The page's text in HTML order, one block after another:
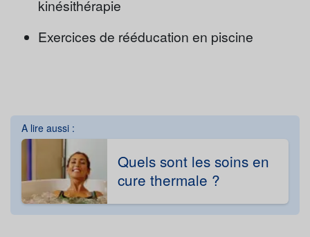
kinésithérapie
Exercices de rééducation en piscine
A lire aussi :
Quels sont les soins en
cure thermale ?